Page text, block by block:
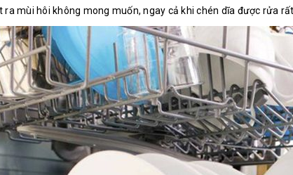
ra mùi hôi không mong muốn, ngay cả khi chén dĩa được rửa